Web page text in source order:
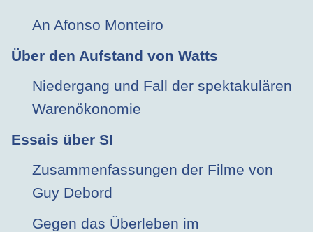
An Afonso Monteiro
Über den Aufstand von Watts
Niedergang und Fall der spektakulären
Warenökonomie
Essais über SI
Zusammenfassungen der Filme von
Guy Debord
Gegen das Überleben im